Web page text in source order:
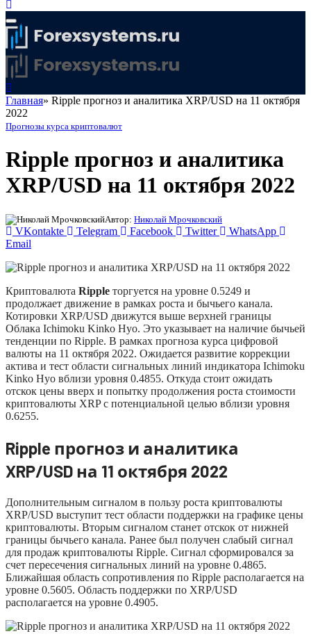
Главная» Ripple прогноз и аналитика XRP/USD на 11 октября
2022
Прогнозы курса криптовалют
Ripple прогноз и аналитика
XRP/USD на 11 октября 2022
Автор: Николай Мрочковский
VKontakte Telegram Facebook Twitter
WhatsApp
Email
Криптовалюта Ripple торгуется на уровне 0.5249 и
продолжает движение в рамках роста и бычьего канала.
Котировки XRP/USD движутся выше верхней границы
Облака Ichimoku Kinko Hyo. Это указывает на наличие бычьей
тенденции по Ripple. В рамках прогноза курса цифровой
валюты на 11 октября 2022. Ожидается развитие коррекции
актива и тест области сигнальных линий индикатора Ichimoku
Kinko Hyo вблизи уровня 0.4855. Откуда стоит ожидать
отскок цены вверх и попытку продолжения роста стоимости
криптовалюты XRP с потенциальной целью вблизи уровня
0.6255.
Ripple прогноз и аналитика
XRP/USD на 11 октября 2022
Дополнительным сигналом в пользу роста криптовалюты
XRP/USD выступит тест области поддержки на графике цены
криптовалюты. Вторым сигналом станет отскок от нижней
границы бычьего канала. Ранее был получен слабый сигнал
для продаж криптовалюты Ripple. Сигнал сформировался за
счет пересечения сигнальных линий на уровне 0.4865.
Ближайшая область сопротивления по Ripple располагается на
уровне 0.5605. Область поддержки по XRP/USD
располагается на уровне 0.4905.